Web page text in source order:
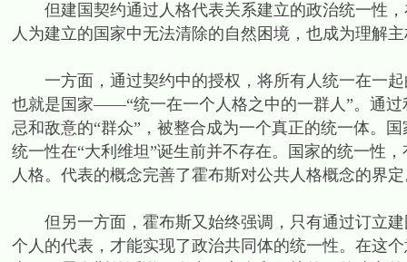
但建国契约通过人格代表关系建立的政治统一性，
人为建立的国家中无法清除的自然困境，也成为理解
一方面，通过契约中的授权，将所有人统一在一起
也就是国家——“统一在一个人格之中的一群人”。通
忌和敌意的“群众”，被整合成为一个真正的统一体。
统一性在“大利维坦”诞生前并不存在。国家的统一性
人格。代表的概念完善了霍布斯对公共人格概念的界
但另一方面，霍布斯又始终强调，只有通过订立建
个人的代表，才能实现了政治共同体的统一性。在这